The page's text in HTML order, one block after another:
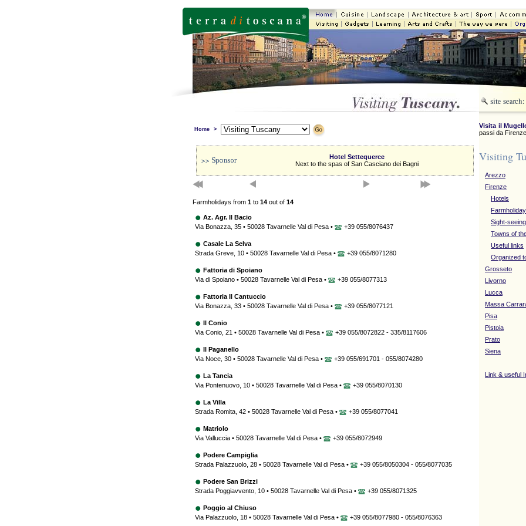
Home > Visita il
passi da
Visiting
Arezzo
Firenze
Hotels
Sight-
Towns of
Useful links
Organized
Grosseto
Livorno
Lucca
Massa
Pisa
Pistoia
Prato
Siena
Link & useful
Hotel Settequerce
Next to the spas of San Casciano dei Bagni
Farmholidays from 1to 14out of 14
Az. Agr. Il Bacio
Via Bonazza, 35 • 50028 Tavarnelle Val di Pesa •
+39 055/8076437
Casale La Selva
Strada Greve, 10 • 50028 Tavarnelle Val di Pesa •
+39 055/8071280
Fattoria di Spoiano
Via di Spoiano • 50028 Tavarnelle Val di Pesa •
+39 055/8077313
Fattoria Il Cantuccio
Via Bonazza, 33 • 50028 Tavarnelle Val di Pesa •
+39 055/8077121
Il Conio
Via Conio, 21 • 50028 Tavarnelle Val di Pesa •
+39 055/8072822 - 335/8117606
Il Paganello
Via Noce, 30 • 50028 Tavarnelle Val di Pesa •
+39 055/691701 - 055/8074280
La Tancia
Via Pontenuovo, 10 • 50028 Tavarnelle Val di Pesa •
+39 055/8070130
La Villa
Strada Romita, 42 • 50028 Tavarnelle Val di Pesa •
+39 055/8077041
Matriolo
Via Valluccia • 50028 Tavarnelle Val di Pesa •
+39 055/8072949
Podere Campiglia
Strada Palazzuolo, 28 • 50028 Tavarnelle Val di Pesa •
+39 055/8050304 - 055/8077035
Podere San Brizzi
Strada Poggiavvento, 10 • 50028 Tavarnelle Val di Pesa •
+39 055/8071325
Poggio al Chiuso
Via Palazzuolo, 18 • 50028 Tavarnelle Val di Pesa •
+39 055/8077980 - 055/8076363